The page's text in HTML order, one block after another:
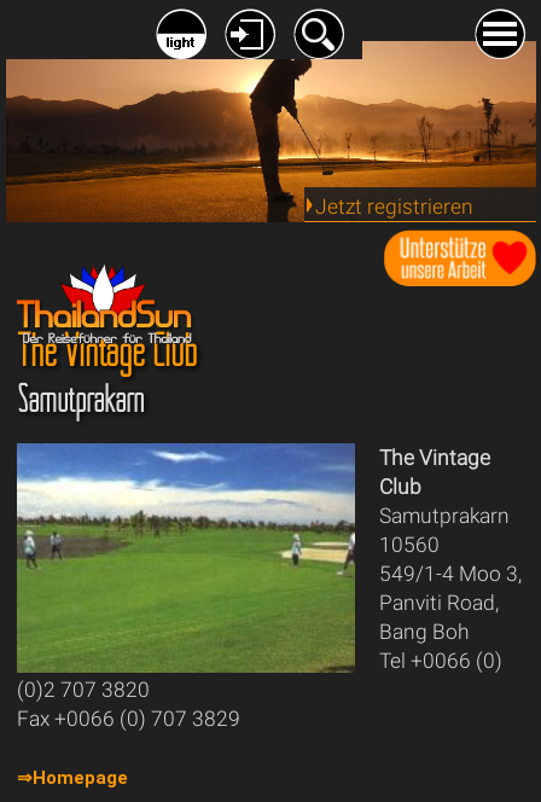
Jetzt registrieren
The Vintage Club
Samutprakarn
The Vintage
Club
Samutprakarn
10560
549/1-4 Moo 3,
Panviti Road,
Bang Boh
Tel +0066 (0)
(0)2 707 3820
Fax +0066 (0) 707 3829
⇒Homepage